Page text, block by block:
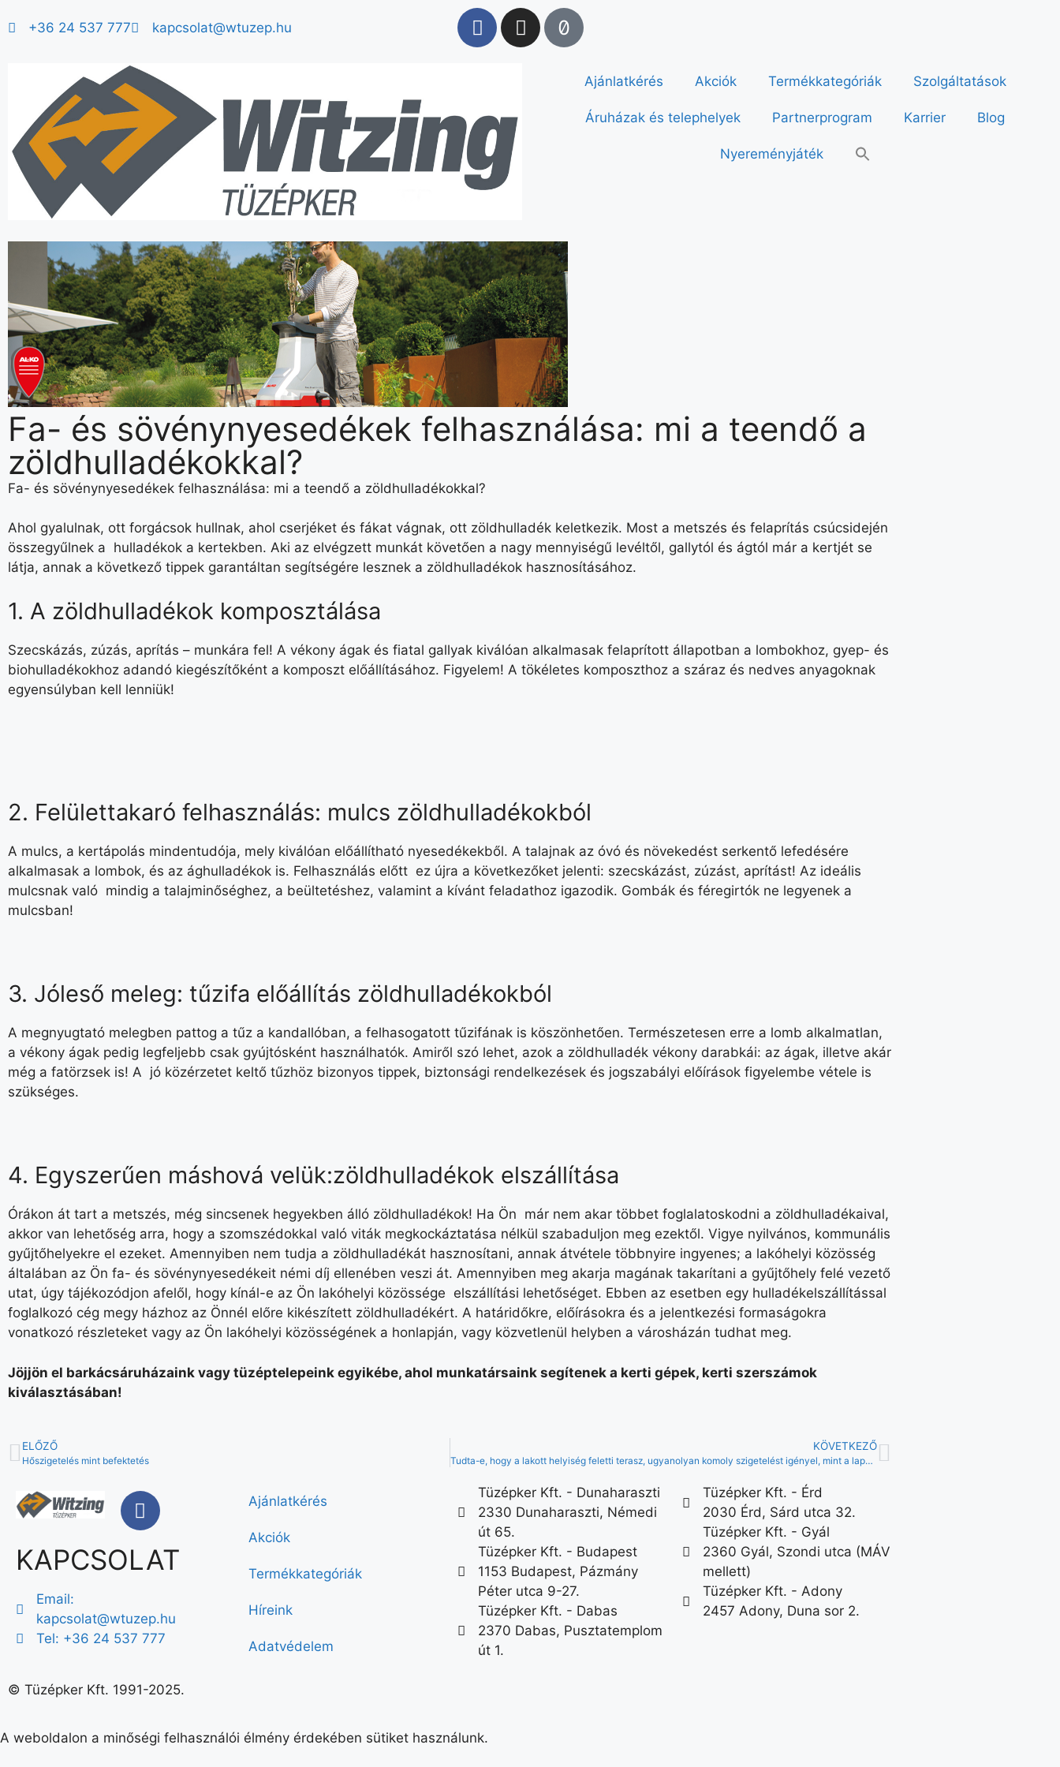
+36 24 537 777 kapcsolat@wtuzep.hu
Ajánlatkérés Akciók Termékkategóriák Szolgáltatások
Áruházak és telephelyek Partnerprogram Karrier Blog
Nyereményjáték
Fa- és sövénynyesedékek felhasználása: mi a teendő a
zöldhulladékokkal?
Fa- és sövénynyesedékek felhasználása: mi a teendő a zöldhulladékokkal?
Ahol gyalulnak, ott forgácsok hullnak, ahol cserjéket és fákat vágnak, ott zöldhulladék keletkezik. Most a metszés és felaprítás csúcsidején
összegyűlnek a hulladékok a kertekben. Aki az elvégzett munkát követően a nagy mennyiségű levéltől, gallytól és ágtól már a kertjét se
látja, annak a következő tippek garantáltan segítségére lesznek a zöldhulladékok hasznosításához.
1. A zöldhulladékok komposztálása
Szecskázás, zúzás, aprítás – munkára fel! A vékony ágak és fiatal gallyak kiválóan alkalmasak felaprított állapotban a lombokhoz, gyep- és
biohulladékokhoz adandó kiegészítőként a komposzt előállításához. Figyelem! A tökéletes komposzthoz a száraz és nedves anyagoknak
egyensúlyban kell lenniük!
2. Felülettakaró felhasználás: mulcs zöldhulladékokból
A mulcs, a kertápolás mindentudója, mely kiválóan előállítható nyesedékekből. A talajnak az óvó és növekedést serkentő lefedésére
alkalmasak a lombok, és az ághulladékok is. Felhasználás előtt ez újra a következőket jelenti: szecskázást, zúzást, aprítást! Az ideális
mulcsnak való mindig a talajminőséghez, a beültetéshez, valamint a kívánt feladathoz igazodik. Gombák és féregirtók ne legyenek a
mulcsban!
3. Jóleső meleg: tűzifa előállítás zöldhulladékokból
A megnyugtató melegben pattog a tűz a kandallóban, a felhasogatott tűzifának is köszönhetően. Természetesen erre a lomb alkalmatlan,
a vékony ágak pedig legfeljebb csak gyújtósként használhatók. Amiről szó lehet, azok a zöldhulladék vékony darabkái: az ágak, illetve akár
még a fatörzsek is! A jó közérzetet keltő tűzhöz bizonyos tippek, biztonsági rendelkezések és jogszabályi előírások figyelembe vétele is
szükséges.
4. Egyszerűen máshová velük:zöldhulladékok elszállítása
Órákon át tart a metszés, még sincsenek hegyekben álló zöldhulladékok! Ha Ön már nem akar többet foglalatoskodni a zöldhulladékaival,
akkor van lehetőség arra, hogy a szomszédokkal való viták megkockáztatása nélkül szabaduljon meg ezektől. Vigye nyilvános, kommunális
gyűjtőhelyekre el ezeket. Amennyiben nem tudja a zöldhulladékát hasznosítani, annak átvétele többnyire ingyenes; a lakóhelyi közösség
általában az Ön fa- és sövénynyesedékeit némi díj ellenében veszi át. Amennyiben meg akarja magának takarítani a gyűjtőhely felé vezető
utat, úgy tájékozódjon afelől, hogy kínál-e az Ön lakóhelyi közössége elszállítási lehetőséget. Ebben az esetben egy hulladékelszállítással
foglalkozó cég megy házhoz az Önnél előre kikészített zöldhulladékért. A határidőkre, előírásokra és a jelentkezési formaságokra
vonatkozó részleteket vagy az Ön lakóhelyi közösségének a honlapján, vagy közvetlenül helyben a városházán tudhat meg.
Jöjjön el barkácsáruházaink vagy tüzéptelepeink egyikébe, ahol munkatársaink segítenek a kerti gépek, kerti szerszámok
kiválasztásában!
ELŐZŐ
Hőszigetelés mint befektetés
KÖVETKEZŐ
Tudta-e, hogy a lakott helyiség feletti terasz, ugyanolyan komoly szigetelést igényel, mint a lapostetők?
KAPCSOLAT
Email:
kapcsolat@wtuzep.hu
Tel: +36 24 537 777
Ajánlatkérés
Akciók
Termékkategóriák
Híreink
Adatvédelem
Tüzépker Kft. - Dunaharaszti
2330 Dunaharaszti, Némedi
út 65.
Tüzépker Kft. - Budapest
1153 Budapest, Pázmány
Péter utca 9-27.
Tüzépker Kft. - Dabas
2370 Dabas, Pusztatemplom
út 1.
Tüzépker Kft. - Érd
2030 Érd, Sárd utca 32.
Tüzépker Kft. - Gyál
2360 Gyál, Szondi utca (MÁV
mellett)
Tüzépker Kft. - Adony
2457 Adony, Duna sor 2.
© Tüzépker Kft. 1991-2025.
A weboldalon a minőségi felhasználói élmény érdekében sütiket használunk.